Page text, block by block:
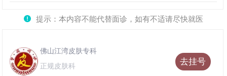
提示：本内容不能代替面诊，如有不适请尽快就医
去挂号
佛山江湾皮肤专科
正规皮肤科